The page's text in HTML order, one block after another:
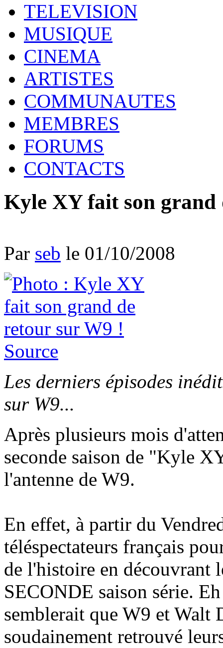
TELEVISION
MUSIQUE
CINEMA
ARTISTES
COMMUNAUTES
MEMBRES
FORUMS
CONTACTS
Kyle XY fait son grand
Par seb le 01/10/2008
Source
Les derniers épisodes
sur W9...
Après plusieurs mois
seconde saison de "Kyle
l'antenne de W9.
En effet, à partir du
téléspectateurs français
de l'histoire en découvrant
SECONDE saison série.
semblerait que W9 et Walt
soudainement retrouvé